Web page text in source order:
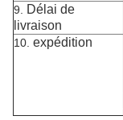
9.
Délai de
livraison
10. expédition